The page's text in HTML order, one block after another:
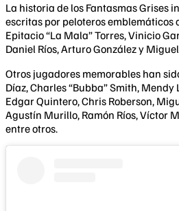
La historia de los Fantasmas Grises
escritas por peloteros emblemáticos
Epitacio “La Mala” Torres, Vinicio
Daniel Ríos, Arturo González y
Otros jugadores memorables han
Díaz, Charles “Bubba” Smith, Mendy
Edgar Quintero, Chris Roberson,
Agustín Murillo, Ramón Ríos, Víctor
entre otros.